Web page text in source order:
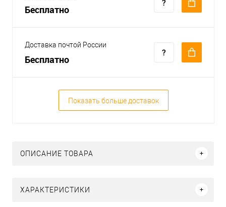
Бесплатно
Доставка почтой России
Бесплатно
Показать больше доставок
ОПИСАНИЕ ТОВАРА
ХАРАКТЕРИСТИКИ